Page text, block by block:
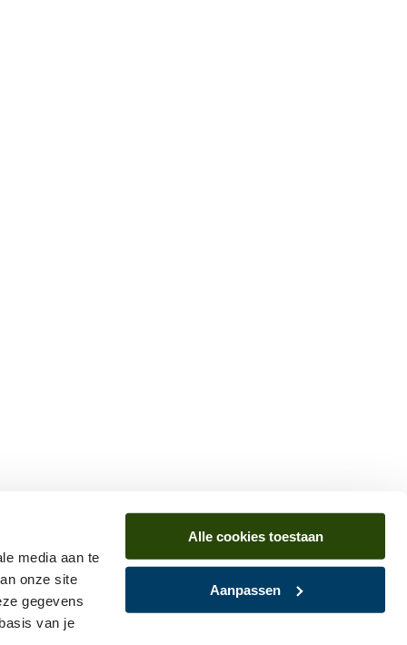
media aan te
onze site
gegevens
van je
Alle cookies toestaan
Aanpassen